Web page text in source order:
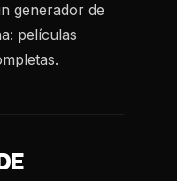
generador de
películas